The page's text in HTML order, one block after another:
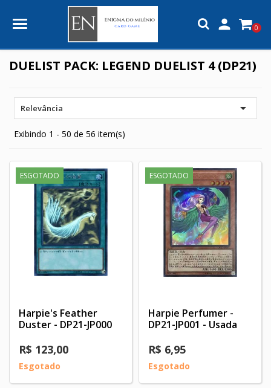
 0
DUELIST PACK: LEGEND DUELIST 4 (DP21)
Relevância 
Exibindo 1 - 50 de 56 item(s)
ESGOTADO
Harpie's Feather
Duster - DP21-JP000
R$ 123,00
Esgotado
ESGOTADO
Harpie Perfumer -
DP21-JP001 - Usada
R$ 6,95
Esgotado